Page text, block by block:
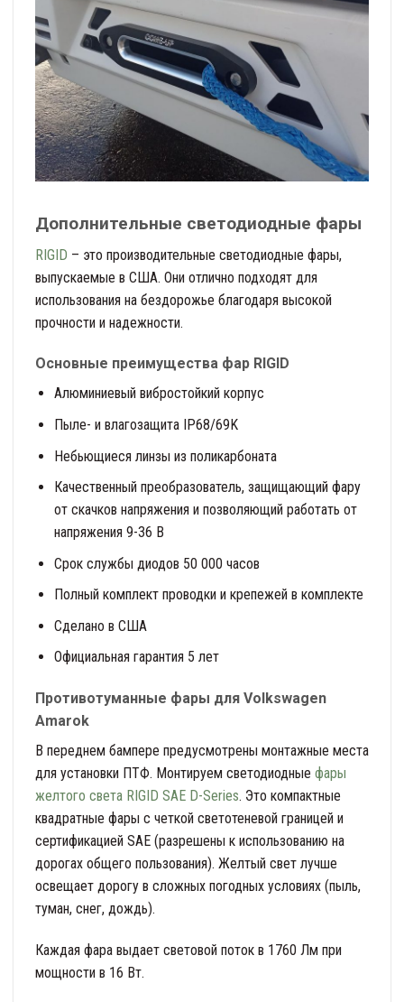
Дополнительные светодиодные фары
RIGID – это производительные светодиодные фары,
выпускаемые в США. Они отлично подходят для
использования на бездорожье благодаря высокой
прочности и надежности.
Основные преимущества фар RIGID
Алюминиевый вибростойкий корпус
Пыле- и влагозащита IP68/69K
Небьющиеся линзы из поликарбоната
Качественный преобразователь, защищающий фару
от скачков напряжения и позволяющий работать от
напряжения 9-36 В
Срок службы диодов 50 000 часов
Полный комплект проводки и крепежей в комплекте
Сделано в США
Официальная гарантия 5 лет
Противотуманные фары для Volkswagen
Amarok
В переднем бампере предусмотрены монтажные места
для установки ПТФ. Монтируем светодиодные фары
желтого света RIGID SAE D-Series. Это компактные
квадратные фары с четкой светотеневой границей и
сертификацией SAE (разрешены к использованию на
дорогах общего пользования). Желтый свет лучше
освещает дорогу в сложных погодных условиях (пыль,
туман, снег, дождь).
Каждая фара выдает световой поток в 1760 Лм при
мощности в 16 Вт.